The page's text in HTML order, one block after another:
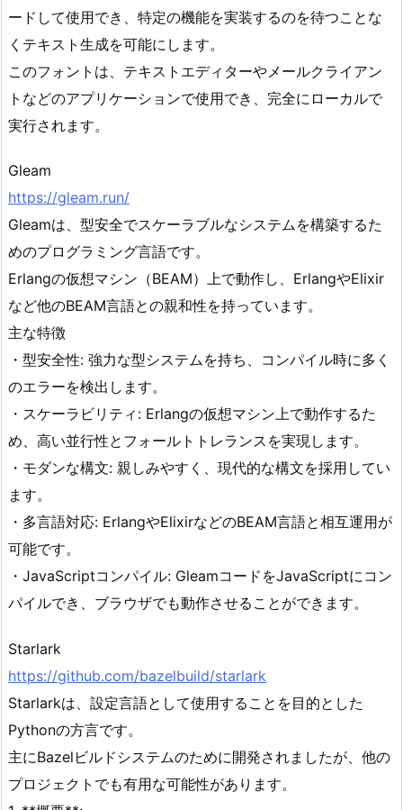
ードして使用でき、特定の機能を実装するのを待つことな
くテキスト生成を可能にします。
このフォントは、テキストエディターやメールクライアン
トなどのアプリケーションで使用でき、完全にローカルで
実行されます。
Gleam
https://gleam.run/
Gleamは、型安全でスケーラブルなシステムを構築するた
めのプログラミング言語です。
Erlangの仮想マシン（BEAM）上で動作し、ErlangやElixir
など他のBEAM言語との親和性を持っています。
主な特徴
・型安全性: 強力な型システムを持ち、コンパイル時に多く
のエラーを検出します。
・スケーラビリティ: Erlangの仮想マシン上で動作するた
め、高い並行性とフォールトトレランスを実現します。
・モダンな構文: 親しみやすく、現代的な構文を採用してい
ます。
・多言語対応: ErlangやElixirなどのBEAM言語と相互運用が
可能です。
・JavaScriptコンパイル: GleamコードをJavaScriptにコン
パイルでき、ブラウザでも動作させることができます。
Starlark
https://github.com/bazelbuild/starlark
Starlarkは、設定言語として使用することを目的とした
Pythonの方言です。
主にBazelビルドシステムのために開発されましたが、他の
プロジェクトでも有用な可能性があります。